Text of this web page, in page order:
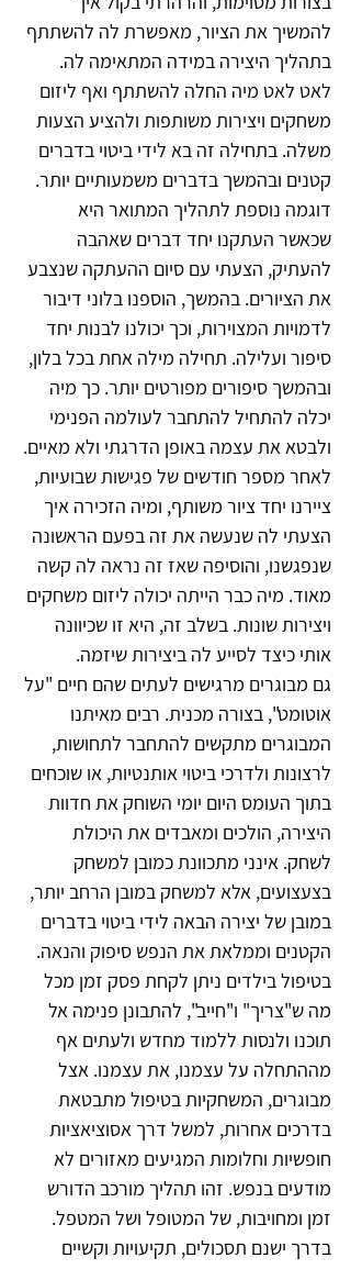
להמשיך את הציור, מאפשרת לה להשתתף
בתהליך היצירה במידה המתאימה לה.
לאט לאט מיה החלה להשתתף ואף ליזום
משחקים ויצירות משותפות ולהציע הצעות
משלה. בתחילה זה בא לידי ביטוי בדברים
קטנים ובהמשך בדברים משמעותיים יותר.
דוגמה נוספת לתהליך המתואר היא
שכאשר העתקנו יחד דברים שאהבה
להעתיק, הצעתי עם סיום ההעתקה שנצבע
את הציורים. בהמשך, הוספנו בלוני דיבור
לדמויות המצוירות, וכך יכולנו לבנות יחד
סיפור ועלילה. תחילה מילה אחת בכל בלון,
ובהמשך סיפורים מפורטים יותר. כך מיה
יכלה להתחיל להתחבר לעולמה הפנימי
ולבטא את עצמה באופן הדרגתי ולא מאיים.
לאחר מספר חודשים של פגישות שבועיות,
ציירנו יחד ציור משותף, ומיה הזכירה איך
הצעתי לה שנעשה את זה בפעם הראשונה
שנפגשנו, והוסיפה שאז זה נראה לה קשה
מאוד. מיה כבר הייתה יכולה ליזום משחקים
ויצירות שונות. בשלב זה, היא זו שכיוונה
אותי כיצד לסייע לה ביצירות שיזמה.
גם מבוגרים מרגישים לעתים שהם חיים "על
אוטומט", בצורה מכנית. רבים מאיתנו
המבוגרים מתקשים להתחבר לתחושות,
לרצונות ולדרכי ביטוי אותנטיות, או שוכחים
בתוך העומס היום יומי השוחק את חדוות
היצירה, הולכים ומאבדים את היכולת
לשחק. אינני מתכוונת כמובן למשחק
בצעצועים, אלא למשחק במובן הרחב יותר,
במובן של יצירה הבאה לידי ביטוי בדברים
הקטנים וממלאת את הנפש סיפוק והנאה.
בטיפול בילדים ניתן לקחת פסק זמן מכל
מה ש"צריך" ו"חייב", להתבונן פנימה אל
תוכנו ולנסות ללמוד מחדש ולעתים אף
מההתחלה על עצמנו, את עצמנו. אצל
מבוגרים, המשחקיות בטיפול מתבטאת
בדרכים אחרות, למשל דרך אסוציאציות
חופשיות וחלומות המגיעים מאזורים לא
מודעים בנפש. זהו תהליך מורכב הדורש
זמן ומחויבות, של המטופל ושל המטפל.
בדרך ישנם תסכולים, תקיעויות וקשיים